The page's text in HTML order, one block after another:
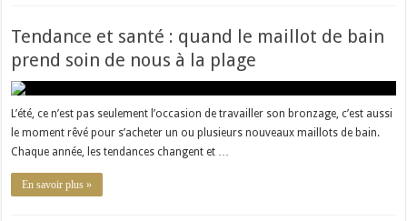
Tendance et santé : quand le maillot de bain
prend soin de nous à la plage
L’été, ce n’est pas seulement l’occasion de travailler son bronzage, c’est aussi
le moment rêvé pour s’acheter un ou plusieurs nouveaux maillots de bain.
Chaque année, les tendances changent et …
En savoir plus »